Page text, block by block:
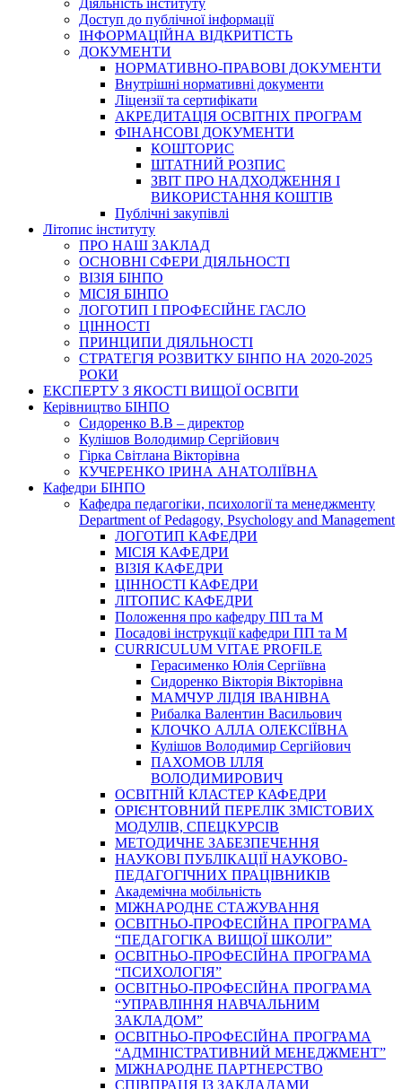
Діяльність інституту
Доступ до публічної інформації
ІНФОРМАЦІЙНА ВІДКРИТІСТЬ
ДОКУМЕНТИ
НОРМАТИВНО-ПРАВОВІ ДОКУМЕНТИ
Внутрішні нормативні документи
Ліцензії та сертифікати
АКРЕДИТАЦІЯ ОСВІТНІХ ПРОГРАМ
ФІНАНСОВІ ДОКУМЕНТИ
КОШТОРИС
ШТАТНИЙ РОЗПИС
ЗВІТ ПРО НАДХОДЖЕННЯ І
ВИКОРИСТАННЯ КОШТІВ
Публічні закупівлі
Літопис інституту
ПРО НАШ ЗАКЛАД
ОСНОВНІ СФЕРИ ДІЯЛЬНОСТІ
ВІЗІЯ БІНПО
МІСІЯ БІНПО
ЛОГОТИП І ПРОФЕСІЙНЕ ГАСЛО
ЦІННОСТІ
ПРИНЦИПИ ДІЯЛЬНОСТІ
СТРАТЕГІЯ РОЗВИТКУ БІНПО НА 2020-2025
РОКИ
ЕКСПЕРТУ З ЯКОСТІ ВИЩОЇ ОСВІТИ
Керівництво БІНПО
Сидоренко В.В – директор
Кулішов Володимир Сергійович
Гірка Світлана Вікторівна
КУЧЕРЕНКО ІРИНА АНАТОЛІЇВНА
Кафедри БІНПО
Кафедра педагогіки, психології та менеджменту
Department of Pedagogy, Psychology and Management
ЛОГОТИП КАФЕДРИ
МІСІЯ КАФЕДРИ
ВІЗІЯ КАФЕДРИ
ЦІННОСТІ КАФЕДРИ
ЛІТОПИС КАФЕДРИ
Положення про кафедру ПП та М
Посадові інструкції кафедри ПП та М
CURRICULUM VITAE PROFILE
Герасименко Юлія Сергіївна
Сидоренко Вікторія Вікторівна
МАМЧУР ЛІДІЯ ІВАНІВНА
Рибалка Валентин Васильович
КЛОЧКО АЛЛА ОЛЕКСІЇВНА
Кулішов Володимир Сергійович
ПАХОМОВ ІЛЛЯ
ВОЛОДИМИРОВИЧ
ОСВІТНІЙ КЛАСТЕР КАФЕДРИ
ОРІЄНТОВНИЙ ПЕРЕЛІК ЗМІСТОВИХ
МОДУЛІВ, СПЕЦКУРСІВ
МЕТОДИЧНЕ ЗАБЕЗПЕЧЕННЯ
НАУКОВІ ПУБЛІКАЦІЇ НАУКОВО-
ПЕДАГОГІЧНИХ ПРАЦІВНИКІВ
Академічна мобільність
МІЖНАРОДНЕ СТАЖУВАННЯ
ОСВІТНЬО-ПРОФЕСІЙНА ПРОГРАМА
“ПЕДАГОГІКА ВИЩОЇ ШКОЛИ”
ОСВІТНЬО-ПРОФЕСІЙНА ПРОГРАМА
“ПСИХОЛОГІЯ”
ОСВІТНЬО-ПРОФЕСІЙНА ПРОГРАМА
“УПРАВЛІННЯ НАВЧАЛЬНИМ
ЗАКЛАДОМ”
ОСВІТНЬО-ПРОФЕСІЙНА ПРОГРАМА
“АДМІНІСТРАТИВНИЙ МЕНЕДЖМЕНТ”
МІЖНАРОДНЕ ПАРТНЕРСТВО
СПІВПРАЦЯ ІЗ ЗАКЛАДАМИ